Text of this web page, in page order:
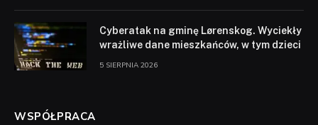
Cyberatak na gminę Lørenskog. Wyciekły
wrażliwe dane mieszkańców, w tym dzieci
5 SIERPNIA 2026
WSPÓŁPRACA